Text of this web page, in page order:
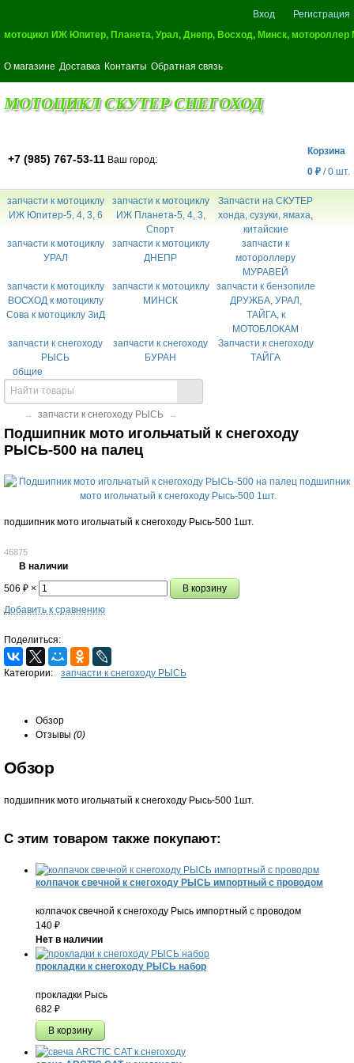
Вход
Регистрация
мотоцикл ИЖ Юпитер, Планета, Урал, Днепр, Восход, Минск,
О магазине Доставка Контакты Обратная связь
МОТОЦИКЛ СКУТЕР СНЕГОХОД
+7 (985) 767-53-11 Ваш город:
Корзина
0 ₽ /0 шт.
запчасти к мотоциклу
ИЖ Юпитер-5, 4, 3, 6
запчасти к мотоциклу
ИЖ Планета-5, 4, 3,
Спорт
Запчасти на СКУТЕР
хонда, сузуки, ямаха,
китайские
запчасти к мотоциклу
УРАЛ
запчасти к мотоциклу
ДНЕПР
запчасти к
мотороллеру
МУРАВЕЙ
запчасти к мотоциклу
ВОСХОД к мотоциклу
Сова к мотоциклу ЗиД
запчасти к мотоциклу
МИНСК
запчасти к бензопиле
ДРУЖБА, УРАЛ,
ТАЙГА, к
МОТОБЛОКАМ
запчасти к снегоходу
РЫСЬ
запчасти к снегоходу
БУРАН
Запчасти к снегоходу
ТАЙГА
общие
→ запчасти к снегоходу РЫСЬ →
Подшипник мото игольчатый к снегоходу
РЫСЬ-500 на палец
подшипник мото игольчатый к снегоходу Рысь-500 1шт.
46875
В наличии
506 ₽ ×
Добавить к сравнению
Поделиться:
Категории: запчасти к снегоходу РЫСЬ
Обзор
Отзывы (0)
Обзор
подшипник мото игольчатый к снегоходу Рысь-500 1шт.
С этим товаром также покупают:
колпачок свечной к снегоходу РЫСЬ импортный с проводом
колпачок свечной к снегоходу Рысь импортный с проводом
140 ₽
Нет в наличии
прокладки к снегоходу РЫСЬ набор
прокладки Рысь
682 ₽